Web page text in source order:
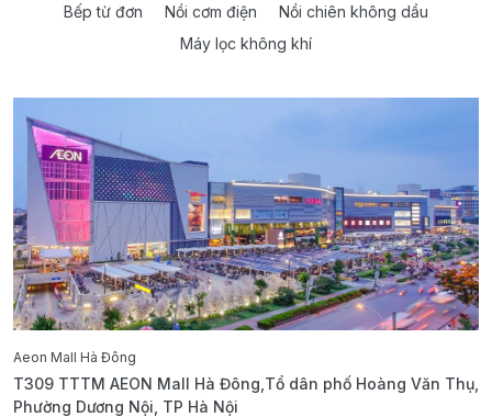
Bếp từ đơn
Nồi cơm điện
Nồi chiên không dầu
Máy lọc không khí
Aeon Mall Hà Đông
T309 TTTM AEON Mall Hà Đông,Tổ dân phố Hoàng Văn Thụ,
Phường Dương Nội, TP Hà Nội